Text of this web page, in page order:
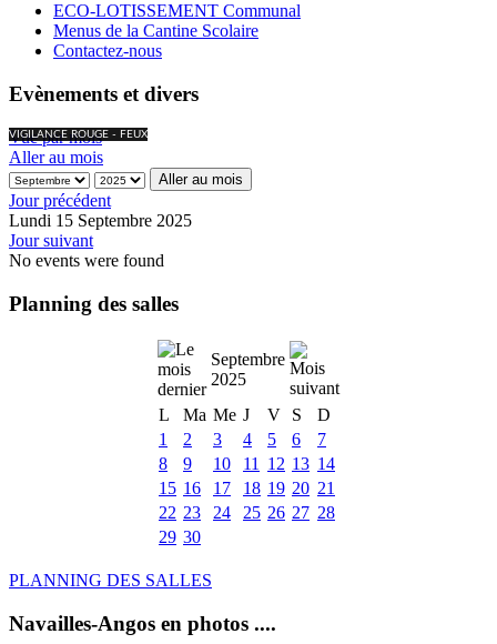
ECO-LOTISSEMENT Communal
Menus de la Cantine Scolaire
Contactez-nous
Evènements et divers
VIGILANCE ROUGE - FEUX
Vue par mois
Aller au mois
Aller au mois
Jour précédent
Lundi 15 Septembre 2025
Jour suivant
No events were found
Planning des salles
Septembre
2025
L
Ma Me J V S
D
1
2 3 4 5 6
7
8
9 10 11 12 13 14
15 16 17 18 19 20 21
22 23 24 25 26 27 28
29 30
PLANNING DES SALLES
Navailles-Angos en photos ....